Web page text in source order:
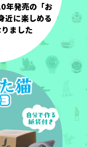
年発売の「お
近に楽しめる
ました